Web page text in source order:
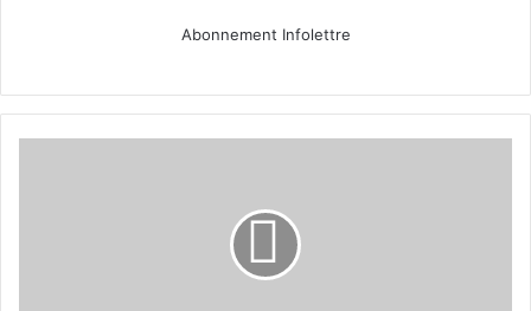
Abonnement Infolettre